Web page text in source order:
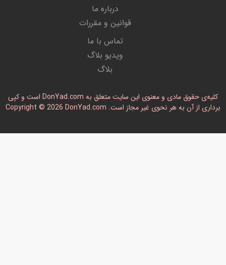
درباره ما
قوانین و مقررات
تماس با ما
ویدیو بلاگ
بلاگ
کلیه‌ی حقوق مادی و معنوی این سایت متعلق به DonYad.com است و کپی
برداری از آن به هر نحوی غیر مجاز است. Copyright © 2026 DonYad.com